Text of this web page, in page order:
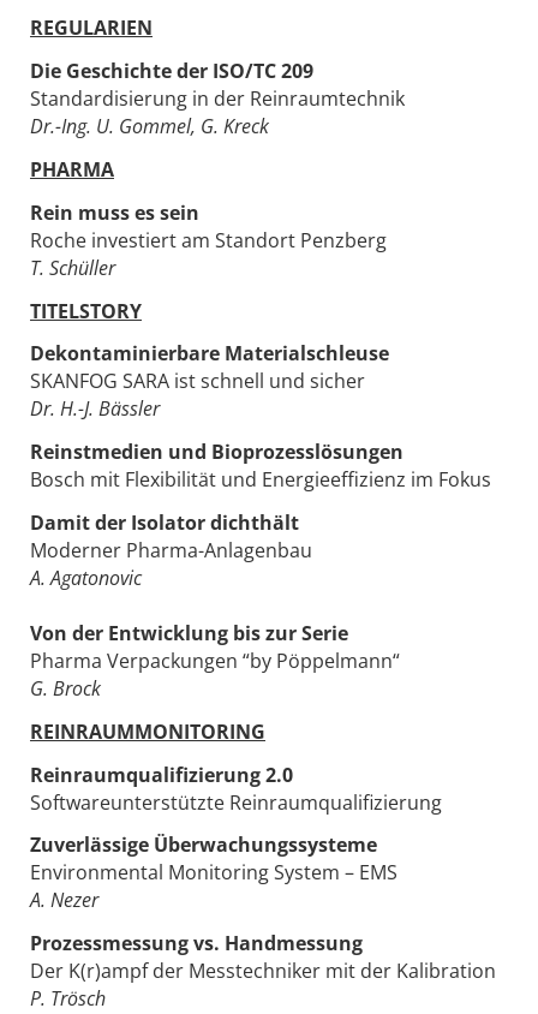
REGULARIEN
Die Geschichte der ISO/TC 209
Standardisierung in der Reinraumtechnik
Dr.-Ing. U. Gommel, G. Kreck
PHARMA
Rein muss es sein
Roche investiert am Standort Penzberg
T. Schüller
TITELSTORY
Dekontaminierbare Materialschleuse
SKANFOG SARA ist schnell und sicher
Dr. H.-J. Bässler
Reinstmedien und Bioprozesslösungen
Bosch mit Flexibilität und Energieeffizienz im Fokus
Damit der Isolator dichthält
Moderner Pharma-Anlagenbau
A. Agatonovic
Von der Entwicklung bis zur Serie
Pharma Verpackungen “by Pöppelmann“
G. Brock
REINRAUMMONITORING
Reinraumqualifizierung 2.0
Softwareunterstützte Reinraumqualifizierung
Zuverlässige Überwachungssysteme
Environmental Monitoring System – EMS
A. Nezer
Prozessmessung vs. Handmessung
Der K(r)ampf der Messtechniker mit der Kalibration
P. Trösch